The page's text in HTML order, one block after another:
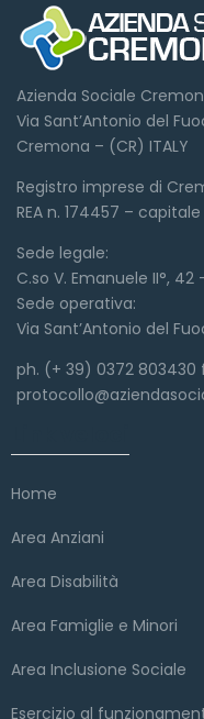
Azienda Sociale
Via Sant’Antonio del
Cremona – (CR) ITALY
Registro imprese di
REA n. 174457 –
Sede legale:
C.so V. Emanuele II°,
Sede operativa:
Via Sant’Antonio del
ph. (+ 39) 0372 803430
Home
Area Anziani
Area Disabilità
Area Famiglie e Minori
Area Inclusione Sociale
Esercizio al